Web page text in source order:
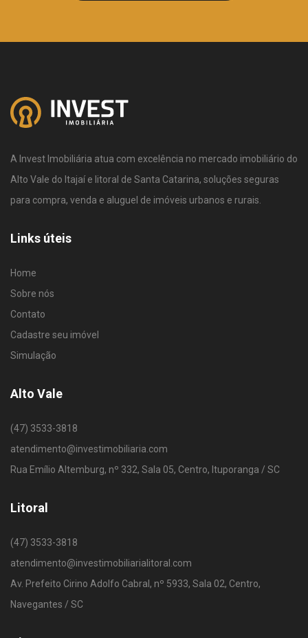
A Invest Imobiliária atua com excelência no mercado imobiliário do
Alto Vale do Itajaí e litoral de Santa Catarina, soluções seguras
para compra, venda e aluguel de imóveis urbanos e rurais.
Links úteis
Home
Sobre nós
Contato
Cadastre seu imóvel
Simulação
Alto Vale
(47) 3533-3818
atendimento@investimobiliaria.com
Rua Emílio Altemburg, nº 332, Sala 05, Centro, Ituporanga / SC
Litoral
(47) 3533-3818
atendimento@investimobiliarialitoral.com
Av. Prefeito Cirino Adolfo Cabral, nº 5933, Sala 02, Centro,
Navegantes / SC